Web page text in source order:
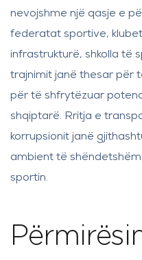
nevojshme një qasje e
federatat sportive,
infrastrukturë, shkolla të
trajnimit janë thesar për
për të shfrytëzuar
shqiptarë. Rritja e
korrupsionit janë
ambient të
sportin.